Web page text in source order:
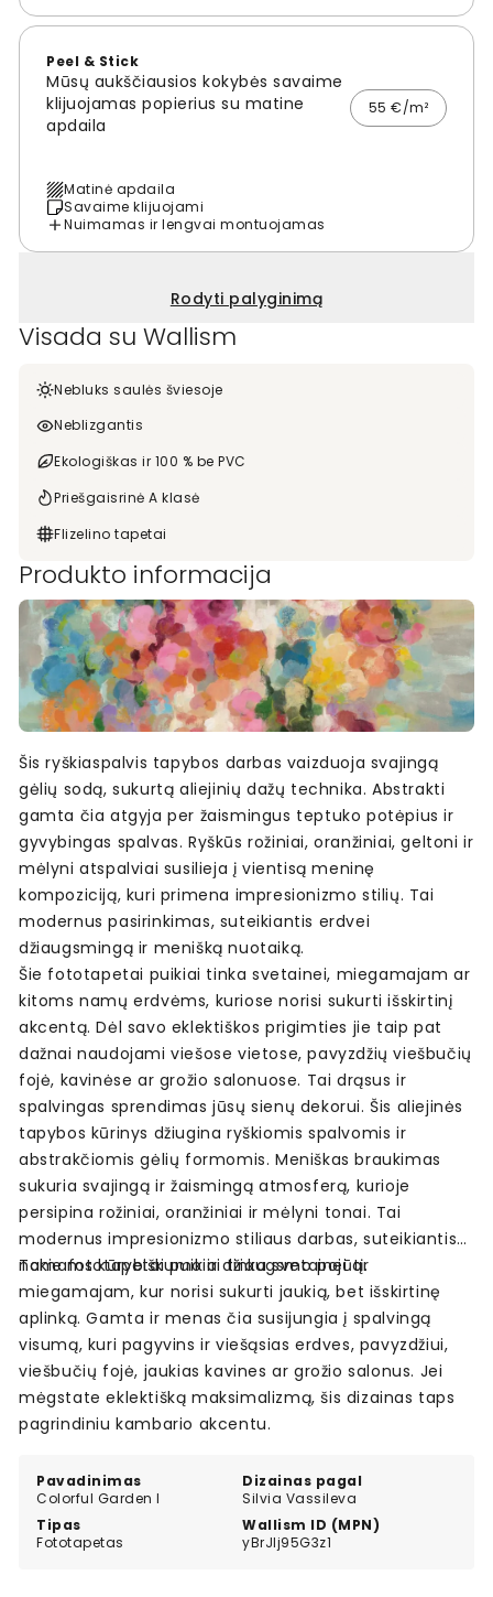
Peel & Stick
Mūsų aukščiausios kokybės savaime
klijuojamas popierius su matine
apdaila
55 €/m²
Matinė apdaila
Savaime klijuojami
Nuimamas ir lengvai montuojamas
Rodyti palyginimą
Visada su Wallism
Nebluks saulės šviesoje
Neblizgantis
Ekologiškas ir 100 % be PVC
Priešgaisrinė A klasė
Flizelino tapetai
Produkto informacija
Pavadinimas
Colorful Garden I
Dizainas pagal
Silvia Vassileva
Tipas
Fototapetas
Wallism ID (MPN)
yBrJlj95G3z1
Šis ryškiaspalvis tapybos darbas vaizduoja svajingą
gėlių sodą, sukurtą aliejinių dažų technika. Abstrakti
gamta čia atgyja per žaismingus teptuko potėpius ir
gyvybingas spalvas. Ryškūs rožiniai, oranžiniai, geltoni ir
mėlyni atspalviai susilieja į vientisą meninę
kompoziciją, kuri primena impresionizmo stilių. Tai
modernus pasirinkimas, suteikiantis erdvei
džiaugsmingą ir menišką nuotaiką.
Šie fototapetai puikiai tinka svetainei, miegamajam ar
kitoms namų erdvėms, kuriose norisi sukurti išskirtinį
akcentą. Dėl savo eklektiškos prigimties jie taip pat
dažnai naudojami viešose vietose, pavyzdžių viešbučių
fojė, kavinėse ar grožio salonuose. Tai drąsus ir
spalvingas sprendimas jūsų sienų dekorui. Šis aliejinės
tapybos kūrinys džiugina ryškiomis spalvomis ir
abstrakčiomis gėlių formomis. Meniškas braukimas
sukuria svajingą ir žaismingą atmosferą, kurioje
persipina rožiniai, oranžiniai ir mėlyni tonai. Tai
modernus impresionizmo stiliaus darbas, suteikiantis
namams kūrybiškumo ir džiaugsmo pojūtį.
Tokie fototapetai puikiai tinka svetainei ar
miegamajam, kur norisi sukurti jaukią, bet išskirtinę
aplinką. Gamta ir menas čia susijungia į spalvingą
visumą, kuri pagyvins ir viešąsias erdves, pavyzdžiui,
viešbučių fojė, jaukias kavines ar grožio salonus. Jei
mėgstate eklektišką maksimalizmą, šis dizainas taps
pagrindiniu kambario akcentu.